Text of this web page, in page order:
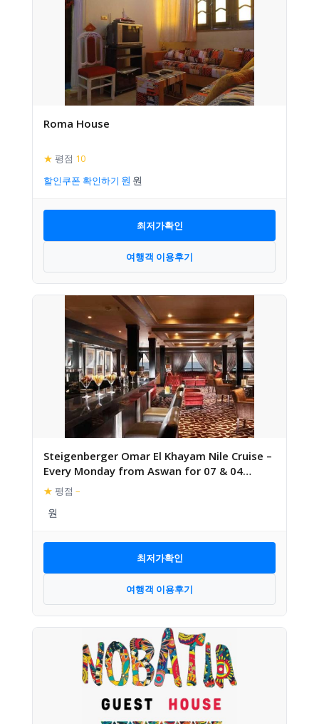
Roma House
★ 평점 10
할인쿠폰 확인하기
최저가확인
여행객 이용후기
Steigenberger Omar El Khayam Nile Cruise –
Every Monday from Aswan for 07 & 04
Nights – Every Friday
★ 평점 –
최저가확인
여행객 이용후기